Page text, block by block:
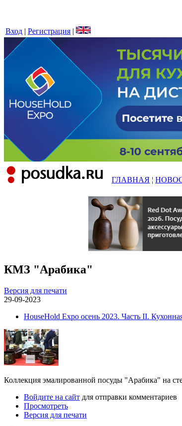
Вход | Регистрация |
ГЛАВНАЯ ¦
КМЗ "Арабика"
Версия для печати
29-09-2023
HouseHold Expo осень 2023. Часть II.
Коллекция эмалированной посуды "Арабика" на
Войдите на сайт для отправки комментариев
Просмотреть
Версия для печати